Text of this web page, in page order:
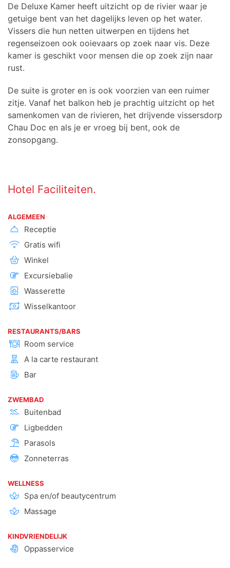
De Deluxe Kamer heeft uitzicht op de rivier waar je
getuige bent van het dagelijks leven op het water.
Vissers die hun netten uitwerpen en tijdens het
regenseizoen ook ooievaars op zoek naar vis. Deze
kamer is geschikt voor mensen die op zoek zijn naar
rust.
De suite is groter en is ook voorzien van een ruimer
zitje. Vanaf het balkon heb je prachtig uitzicht op het
samenkomen van de rivieren, het drijvende vissersdorp
Chau Doc en als je er vroeg bij bent, ook de
zonsopgang.
Hotel Faciliteiten.
ALGEMEEN
Receptie
Gratis wifi
Winkel
Excursiebalie
Wasserette
Wisselkantoor
RESTAURANTS/BARS
Room service
A la carte restaurant
Bar
ZWEMBAD
Buitenbad
Ligbedden
Parasols
Zonneterras
WELLNESS
Spa en/of beautycentrum
Massage
KINDVRIENDELIJK
Oppasservice